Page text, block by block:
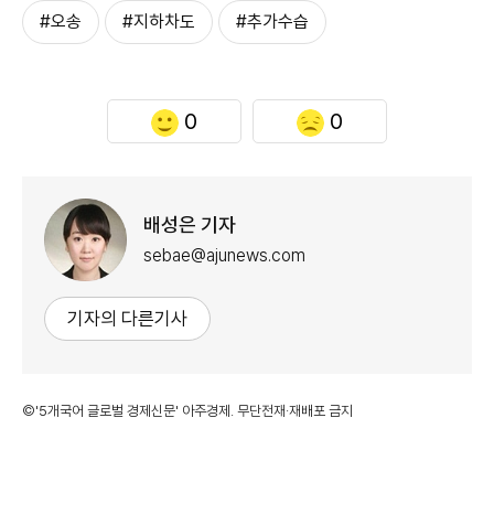
#오송 #지하차도 #추가수습
0 0
배성은 기자
sebae@ajunews.com
기자의 다른기사
©'5개국어 글로벌 경제신문' 아주경제. 무단전재·재배포 금지